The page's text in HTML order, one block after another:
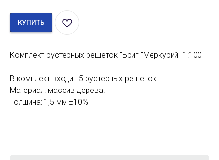
КУПИТЬ
Комплект рустерных решеток "Бриг "Меркурий" 1:100
В комплект входит 5 рустерных решеток.
Материал: массив дерева.
Толщина: 1,5 мм ±10%